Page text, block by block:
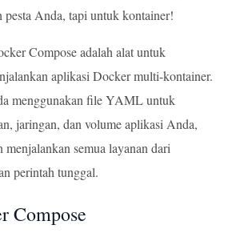
pesta Anda, tapi untuk kontainer!
Compose adalah alat untuk
aplikasi Docker multi-kontainer.
menggunakan file YAML untuk
jaringan, dan volume aplikasi Anda,
semua layanan dari
perintah tunggal.
Compose